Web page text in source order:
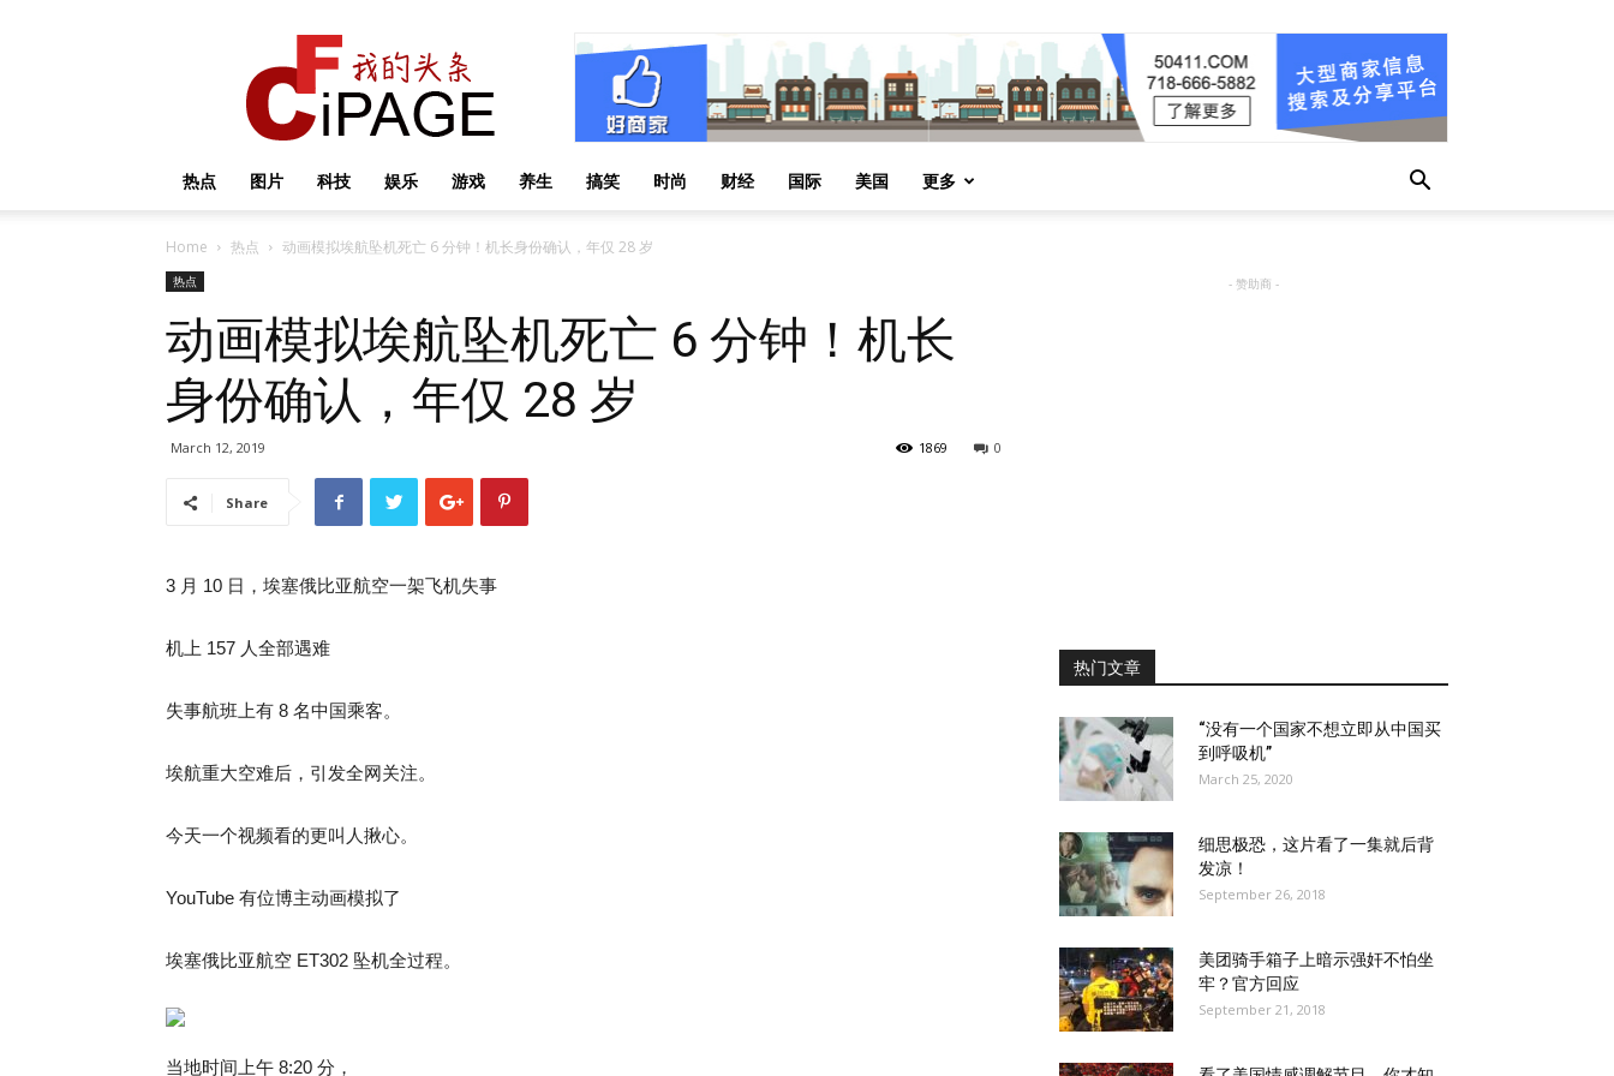
热点 图片 科技 娱乐 游戏 养生 搞笑 时尚 财经 国际 美国 更多
Home 热点 动画模拟埃航坠机死亡 6 分钟！机长身份确认，年仅 28 岁
热点
动画模拟埃航坠机死亡 6 分钟！机长
身份确认，年仅 28 岁
March 12, 2019 0
1869
Share
3 月 10 日，埃塞俄比亚航空一架飞机失事
机上 157 人全部遇难
失事航班上有 8 名中国乘客。
埃航重大空难后，引发全网关注。
今天一个视频看的更叫人揪心。
YouTube 有位博主动画模拟了
埃塞俄比亚航空 ET302 坠机全过程。
当地时间上午 8:20 分，
- 赞助商 -
热门文章
“没有一个国家不想立即从中国买
到呼吸机”
March 25, 2020
细思极恐，这片看了一集就后背
发凉！
September 26, 2018
美团骑手箱子上暗示强奸不怕坐
牢？官方回应
September 21, 2018